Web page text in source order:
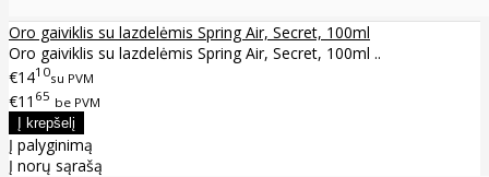
Oro gaiviklis su lazdelėmis Spring Air, Secret, 100ml
Oro gaiviklis su lazdelėmis Spring Air, Secret, 100ml ..
€1410su PVM
€11 65 be PVM
Į palyginimą
Į norų sąrašą